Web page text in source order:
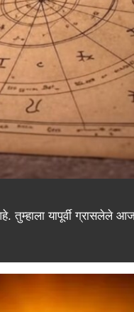
तुम्हाला यापूर्वी ग्रासलेले